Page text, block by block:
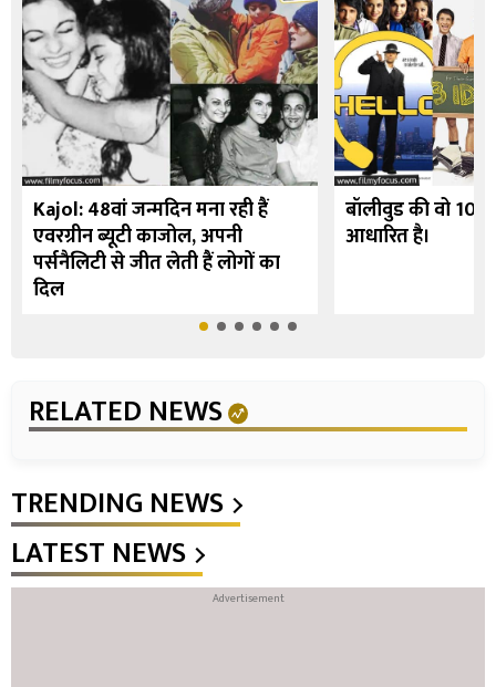
Kajol: 48वां जन्मदिन मना रही हैं
एवरग्रीन ब्यूटी काजोल, अपनी
पर्सनैलिटी से जीत लेती हैं लोगों का
दिल
बॉलीवुड की वो 10
आधारित है।
RELATED NEWS
TRENDING NEWS
LATEST NEWS